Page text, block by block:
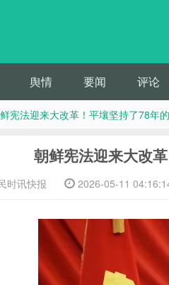
舆情 要闻 评论
宪法迎来大改革！平壤坚持了78年
朝鲜宪法迎来大改
时讯快报 2026-05-11